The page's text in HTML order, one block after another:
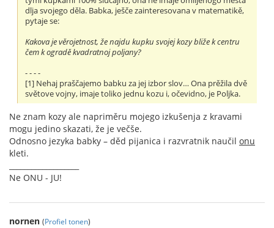
dlja svojego děla. Babka, ješče zainteresovana v matematikě,
pytaje se:
Kakova je věrojetnost, že najdu kupku svojej kozy bliže k centru
čem k ogradě kvadratnoj poljany?
- - - -
[1] Nehaj praščajemo babku za jej izbor slov… Ona prěžila dvě
světove vojny, imaje toliko jednu kozu i, očevidno, je Poljka.
Ne znam kozy ale napriměru mojego izkušenja z kravami
mogu jedino skazati, že je večše.
Odnosno jezyka babky – děd pijanica i razvratnik naučil onu
kleti.
Ne ONU - JU!
nornen (Profiel tonen)